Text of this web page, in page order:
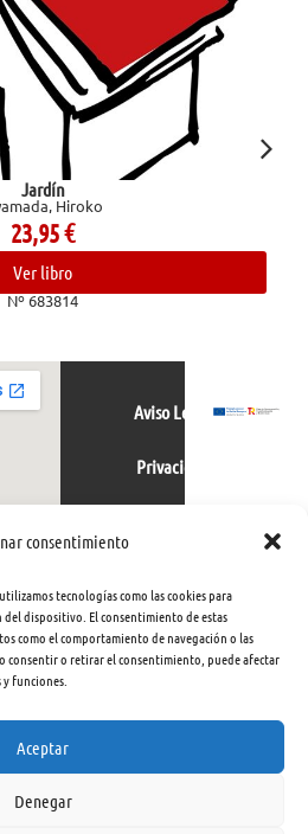
consentimiento
tecnologías como las cookies para
del dispositivo. El consentimiento de estas
como el comportamiento de navegación o las
consentir o retirar el consentimiento, puede afectar
funciones.
Aceptar
Denegar
Aviso Legal
Privacidad